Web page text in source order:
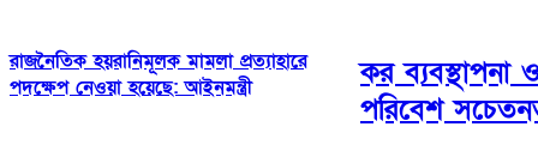
রাজনৈতিক হয়রানিমূলক মামলা প্রত্যাহারে
পদক্ষেপ নেওয়া হয়েছে: আইনমন্ত্রী
কর
পরিবেশ